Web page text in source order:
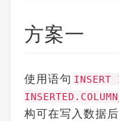
('')
GO
T ('') FOR
GO
方案一
使用语句 INSERT
构可在写入数据